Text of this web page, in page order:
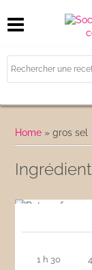
Home »gros sel
1 h 30